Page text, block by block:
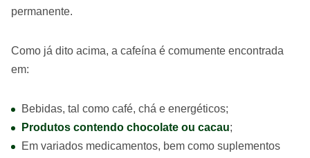
permanente.
Como já dito acima, a cafeína é comumente encontrada
em:
Bebidas, tal como café, chá e energéticos;
Produtos contendo chocolate ou cacau;
Em variados medicamentos, bem como suplementos